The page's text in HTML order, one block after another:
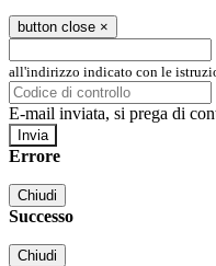
button close ×
all'indirizzo indicato con le
E-mail inviata, si prega di
Errore
Chiudi
Successo
Chiudi